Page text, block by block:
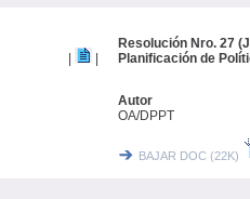
Resolución Nro. 27
Planificación de
Autor
OA/DPPT
BAJAR DOC (22K)